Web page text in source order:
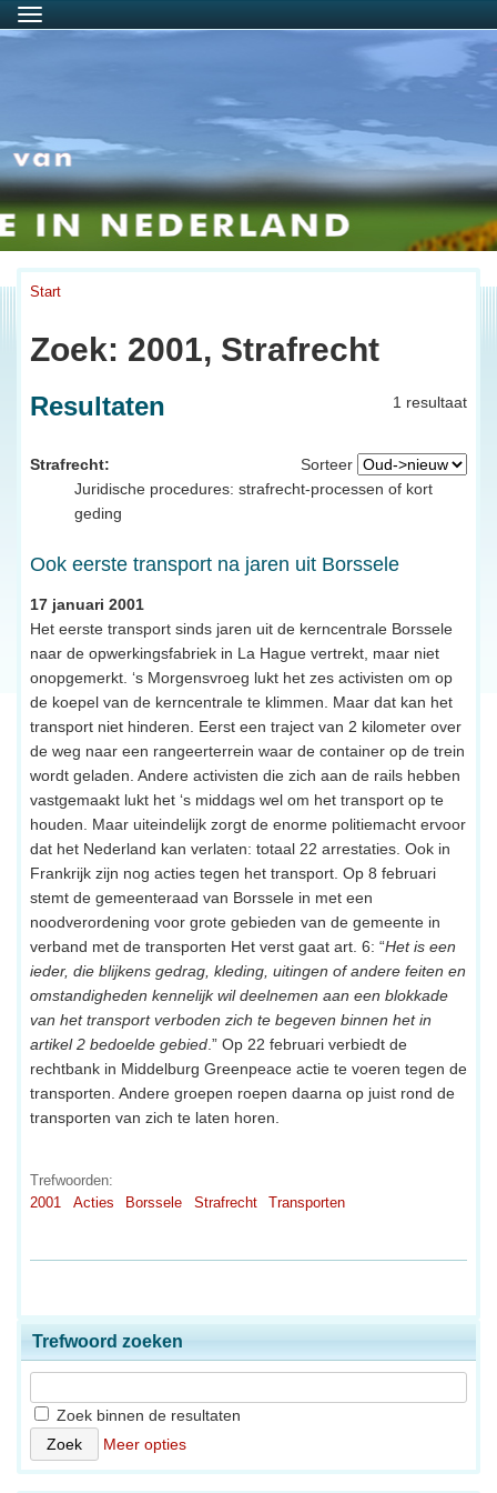
Menu
Start
Zoek: 2001, Strafrecht
1 resultaat
Resultaten
Sorteer
Strafrecht:
Juridische procedures: strafrecht-processen of kort
geding
Ook eerste transport na jaren uit Borssele
17 januari 2001
Het eerste transport sinds jaren uit de kerncentrale Borssele
naar de opwerkingsfabriek in La Hague vertrekt, maar niet
onopgemerkt. ‘s Morgensvroeg lukt het zes activisten om op
de koepel van de kerncentrale te klimmen. Maar dat kan het
transport niet hinderen. Eerst een traject van 2 kilometer over
de weg naar een rangeerterrein waar de container op de trein
wordt geladen. Andere activisten die zich aan de rails hebben
vastgemaakt lukt het ‘s middags wel om het transport op te
houden. Maar uiteindelijk zorgt de enorme politiemacht ervoor
dat het Nederland kan verlaten: totaal 22 arrestaties. Ook in
Frankrijk zijn nog acties tegen het transport. Op 8 februari
stemt de gemeenteraad van Borssele in met een
noodverordening voor grote gebieden van de gemeente in
verband met de transporten Het verst gaat art. 6: “Het is een
ieder, die blijkens gedrag, kleding, uitingen of andere feiten en
omstandigheden kennelijk wil deelnemen aan een blokkade
van het transport verboden zich te begeven binnen het in
artikel 2 bedoelde gebied .” Op 22 februari verbiedt de
rechtbank in Middelburg Greenpeace actie te voeren tegen de
transporten. Andere groepen roepen daarna op juist rond de
transporten van zich te laten horen.
Trefwoorden:
2001
Acties Borssele Strafrecht Transporten
Trefwoord zoeken
Zoek binnen de resultaten
Meer opties